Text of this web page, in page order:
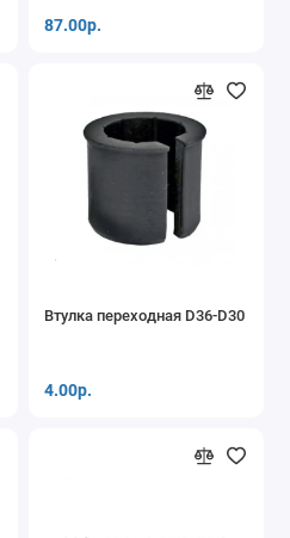
87.00р.
Втулка переходная D36-D30
4.00р.